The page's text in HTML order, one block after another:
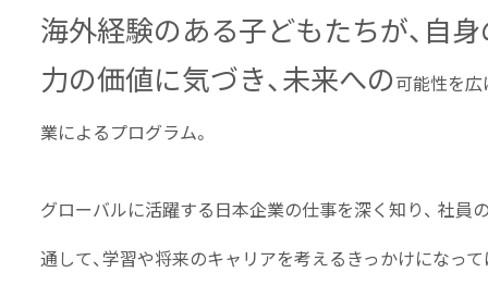
海外経験のある子どもたちが、自
力の価値に気づき、未来への 可能性を広
業によるプログラム。
グローバルに活躍する日本企業の仕事を深く知り、 社員
通して、学習や将来のキャリアを考えるきっかけになっ